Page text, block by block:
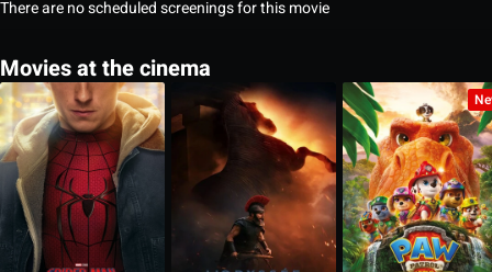
There are no scheduled screenings for this movie
Movies at the cinema